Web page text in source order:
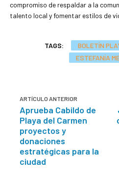
compromiso de respaldar a la
talento local y fomentar estilos de
TAGS:
BOLETÍN
ESTEFANÍA
ARTÍCULO ANTERIOR
Aprueba Cabildo de
Playa del Carmen
proyectos y
donaciones
estratégicas para la
ciudad